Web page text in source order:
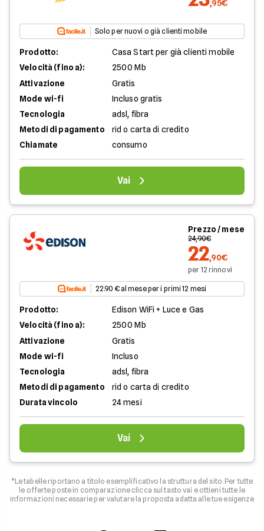
,95€
Solo per nuovi o già clienti mobile
Prodotto:
Casa Start per già clienti mobile
Velocità (fino a):
2500 Mb
Attivazione
Gratis
Mode wi-fi
Incluso gratis
Tecnologia
adsl, fibra
Metodi di pagamento
rid o carta di credito
Chiamate
consumo
Vai
Prezzo / mese
24,90€
22,90€
per 12 rinnovi
22.90 € al mese per i primi 12 mesi
Prodotto:
Edison WiFi + Luce e Gas
Velocità (fino a):
2500 Mb
Attivazione
Gratis
Mode wi-fi
Incluso
Tecnologia
adsl, fibra
Metodi di pagamento
rid o carta di credito
Durata vincolo
24 mesi
Vai
*Le tabelle riportano a titolo esemplificativo la struttura del sito. Per tutte
le offerte poste in comparazione clicca sul tasto vai e ottieni tutte le
informazioni necessarie per valutare la proposta adatta alle tue esigenze